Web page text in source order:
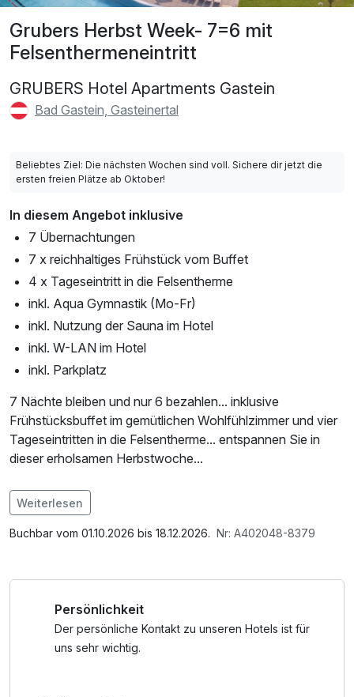
Grubers Herbst Week- 7=6 mit
Felsenthermeneintritt
GRUBERS Hotel Apartments Gastein
Bad Gastein, Gasteinertal
Beliebtes Ziel: Die nächsten Wochen sind voll. Sichere dir jetzt die
ersten freien Plätze ab Oktober!
In diesem Angebot inklusive
7 Übernachtungen
7 x reichhaltiges Frühstück vom Buffet
4 x Tageseintritt in die Felsentherme
inkl. Aqua Gymnastik (Mo-Fr)
inkl. Nutzung der Sauna im Hotel
inkl. W-LAN im Hotel
inkl. Parkplatz
7 Nächte bleiben und nur 6 bezahlen... inklusive
Frühstücksbuffet im gemütlichen Wohlfühlzimmer und vier
Tageseintritten in die Felsentherme... entspannen Sie in
dieser erholsamen Herbstwoche...
Im Angebot enthalten
Saunabenutzung, Saunatuch, Parkplatz, Nutzung des
Wellnessbereichs, W-LAN Nutzung / Internetnutzung
Weiterlesen
Buchbar vom 01.10.2026 bis 18.12.2026. Nr: A402048-8379
Persönlichkeit
Der persönliche Kontakt zu unseren Hotels ist für
uns sehr wichtig.